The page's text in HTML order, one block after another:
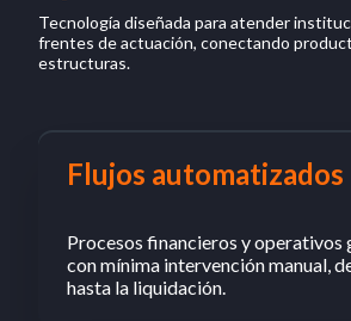
Tecnología diseñada para atender
frentes de actuación, conectando
estructuras.
Flujos automatizados
Procesos financieros y operativos
con mínima intervención manual,
hasta la liquidación.